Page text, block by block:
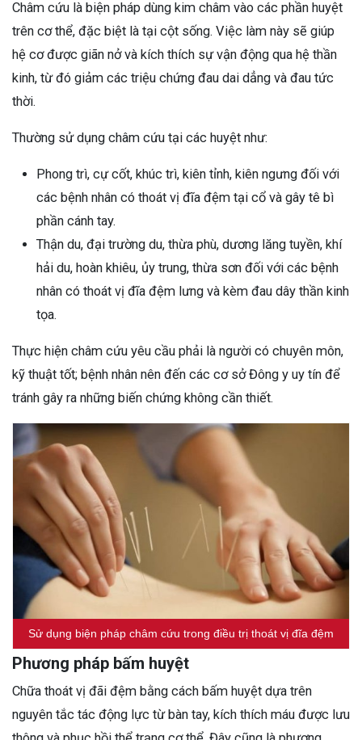
Châm cứu là biện pháp dùng kim châm vào các phần huyệt
trên cơ thể, đặc biệt là tại cột sống. Việc làm này sẽ giúp
hệ cơ được giãn nở và kích thích sự vận động qua hệ thần
kinh, từ đó giảm các triệu chứng đau dai dẳng và đau tức
thời.
Thường sử dụng châm cứu tại các huyệt như:
Phong trì, cự cốt, khúc trì, kiên tỉnh, kiên ngưng đối với
các bệnh nhân có thoát vị đĩa đệm tại cổ và gây tê bì
phần cánh tay.
Thận du, đại trường du, thừa phù, dương lăng tuyền, khí
hải du, hoàn khiêu, ủy trung, thừa sơn đối với các bệnh
nhân có thoát vị đĩa đệm lưng và kèm đau dây thần kinh
tọa.
Thực hiện châm cứu yêu cầu phải là người có chuyên môn,
kỹ thuật tốt; bệnh nhân nên đến các cơ sở Đông y uy tín để
tránh gây ra những biến chứng không cần thiết.
Sử dụng biện pháp châm cứu trong điều trị thoát vị đĩa đệm
Phương pháp bấm huyệt
Chữa thoát vị đãi đệm bằng cách bấm huyệt dựa trên
nguyên tắc tác động lực từ bàn tay, kích thích máu được lưu